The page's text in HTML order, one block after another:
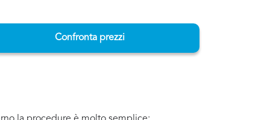
Confronta prezzi